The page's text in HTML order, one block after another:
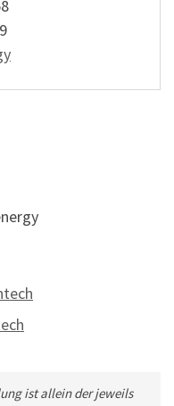
ist allein der jeweils